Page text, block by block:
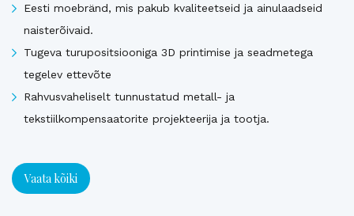
Eesti moebränd, mis pakub kvaliteetseid ja ainulaadseid
naisterõivaid.
Tugeva turupositsiooniga 3D printimise ja seadmetega
tegelev ettevõte
Rahvusvaheliselt tunnustatud metall- ja
tekstiilkompensaatorite projekteerija ja tootja.
Vaata kõiki